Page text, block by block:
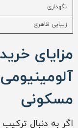
نگهداری
زیبایی ظاهری
مزایای
مسکونی
اگر به دنبال